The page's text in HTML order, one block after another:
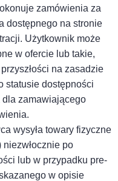
zamówienia za
dostępnego na stronie
Użytkownik może
w ofercie lub takie,
na zasadzie
statusie dostępności
zamawiającego
wysyła towary fizyczne
niezwłocznie po
lub w przypadku pre-
w opisie